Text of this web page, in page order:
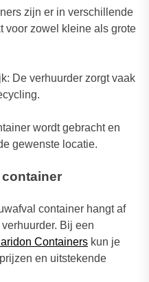
zijn er in verschillende
voor zowel kleine als grote
De verhuurder zorgt vaak
wordt gebracht en
gewenste locatie.
container hangt af
Bij een
Containers kun je
en uitstekende